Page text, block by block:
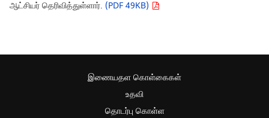
ஆட்சியர் தெரிவித்துள்ளார். (PDF 49KB)
இணையதள கொள்கைகள்
உதவி
தொடர்பு கொள்ள